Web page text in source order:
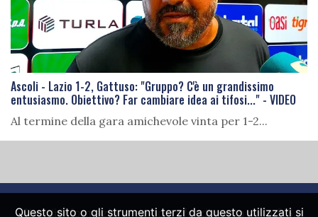
Ascoli - Lazio 1-2, Gattuso: "Gruppo? C'è un grandissimo
entusiasmo. Obiettivo? Far cambiare idea ai tifosi..." - VIDEO
Al termine della gara amichevole vinta per 1-2...
Sito di informazione ed approfondimento sulla S.S.
Questo sito o gli strumenti terzi da questo utilizzati si